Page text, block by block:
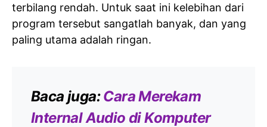
terbilang rendah. Untuk saat ini kelebihan dari
program tersebut sangatlah banyak, dan yang
paling utama adalah ringan.
Baca juga:Cara Merekam
Internal Audio di Komputer